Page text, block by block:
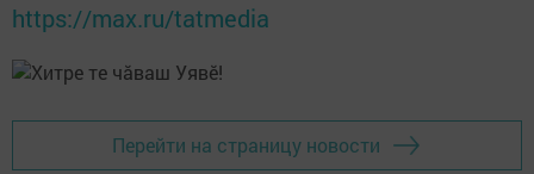
https://max.ru/tatmedia
Перейти на страницу новости